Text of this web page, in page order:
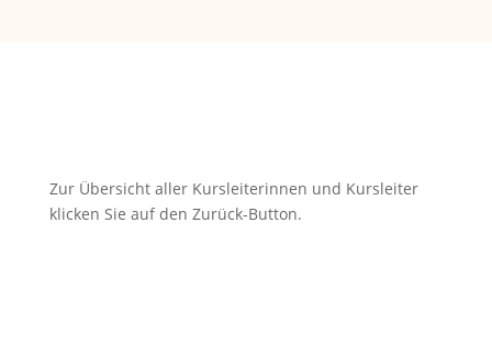
Zur Übersicht aller Kursleiterinnen und Kursleiter
klicken Sie auf den Zurück-Button.